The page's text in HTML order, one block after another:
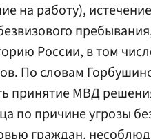
на работу),
России, в том
По словам
принятие МВД
по причине угрозы
граждан,